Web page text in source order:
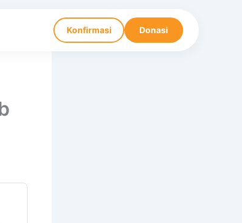
Konfirmasi Donasi